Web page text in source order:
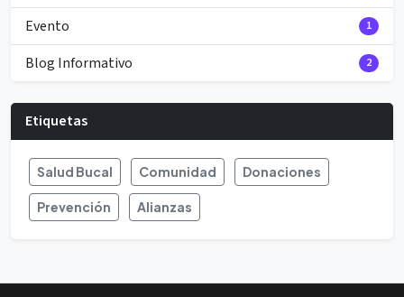
Evento 1
Blog Informativo 2
Etiquetas
Salud Bucal Comunidad Donaciones
Prevención Alianzas